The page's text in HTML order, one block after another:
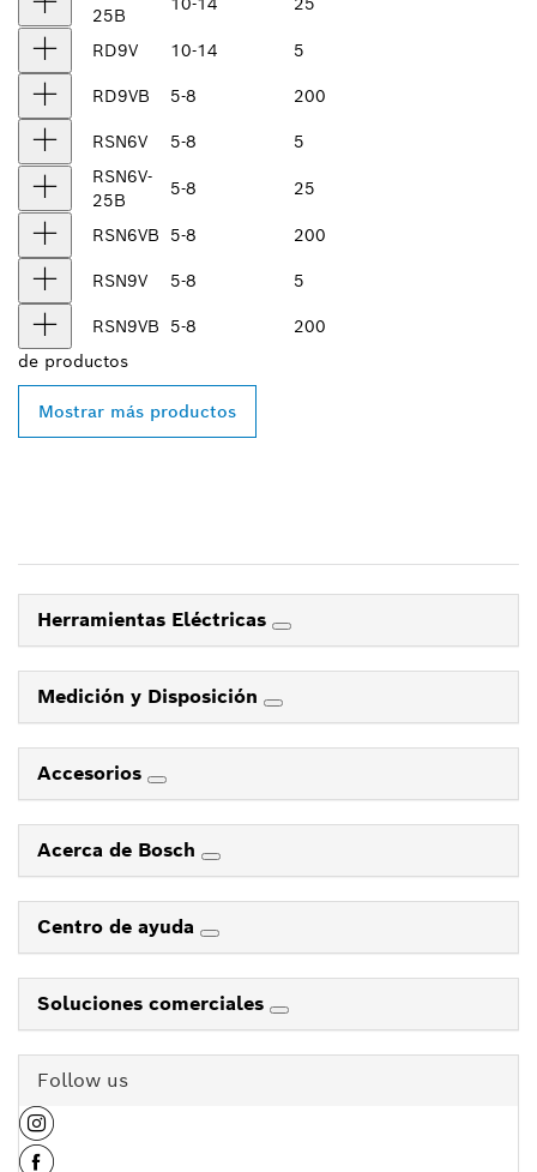
25B
RD9V 10-14 5
RD9VB 5-8 200
RSN6V 5-8
5
RSN6V-
25B
5-8 25
RSN6VB 5-8 200
RSN9V 5-8 5
RSN9VB 5-8
200
de productos
Mostrar más productos
Herramientas Eléctricas
Medición y Disposición
Accesorios
Acerca de Bosch
Centro de ayuda
Soluciones comerciales
Follow us